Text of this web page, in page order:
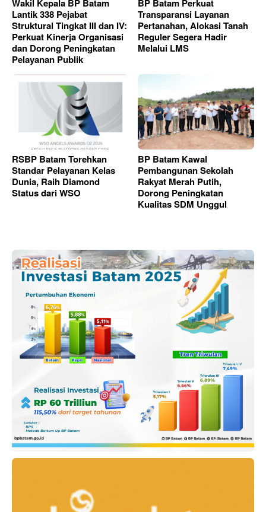
Wakil Kepala BP Batam
Lantik 338 Pejabat
Struktural Tingkat III dan IV:
Perkuat Kinerja Organisasi
dan Dorong Peningkatan
Pelayanan Publik
BP Batam Perkuat
Transparansi Layanan
Pertanahan, Alokasi Tanah
Reguler Segera Hadir
Melalui LMS
RSBP Batam Torehkan
Standar Pelayanan Kelas
Dunia, Raih Diamond
Status dari WSO
BP Batam Kawal
Pembangunan Sekolah
Rakyat Merah Putih,
Dorong Peningkatan
Kualitas SDM Unggul